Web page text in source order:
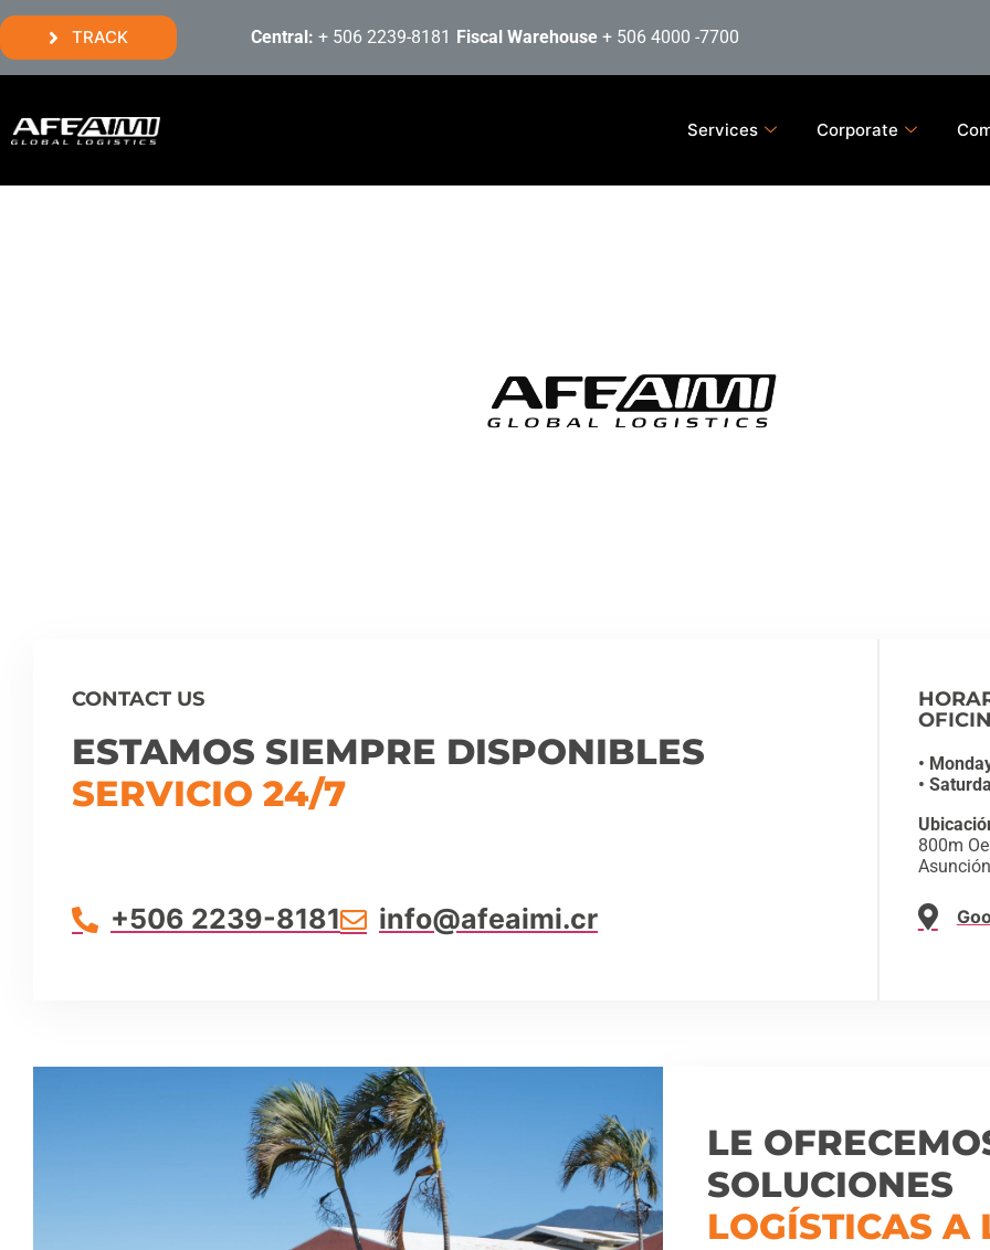
TRACK Central: + 506 2239-8181 Fiscal Warehouse + 506 4000 -7700
Services Corporate
CONTACT US
ESTAMOS SIEMPRE DISPONIBLES
SERVICIO 24/7
+506 2239-8181 info@afeaimi.cr
•
•
800m
LE
SOLUCIONES
LOGÍSTICAS